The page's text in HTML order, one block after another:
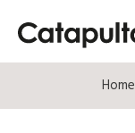
Home